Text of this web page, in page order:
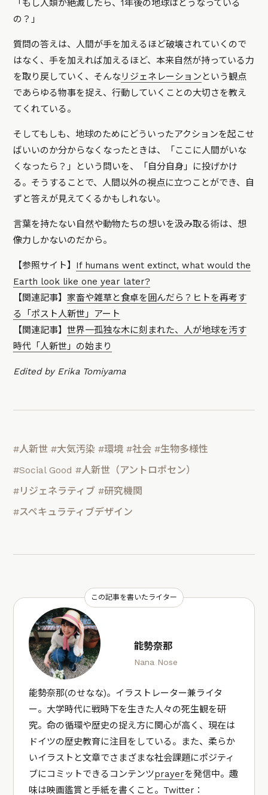
「もし人類が絶滅したら、1年後の地球はどうなっている
の？」
質問の答えは、人間が手を加えるほど破壊されていくので
はなく、手を加えれば加えるほど、本来自然が持っている力
を取り戻していく、そんなリジェネレーション という観点
であらゆる物事を捉え、行動していくことの大切さを教え
てくれている。
そしてもしも、地球のためにどういったアクションを起こせ
ばいいのか分からなくなったときは、「ここに人間がいな
くなったら？」という問いを、「自分自身」に投げかけ
る。そうすることで、人間以外の視点に立つことができ、自
ずと答えが見えてくるかもしれない。
言葉を持たない自然や動物たちの想いを汲み取る術は、想
像力しかないのだから。
【参照サイト】 If humans went extinct, what would the
Earth look like one year later?
【関連記事】家畜や雑草と食卓を囲んだら？ヒトを再考す
る「ポスト人新世」アート
【関連記事】世界一孤独な木に刻まれた、人が地球を汚す
時代「人新世」の始まり
Edited by Erika Tomiyama
#人新世 #大気汚染 #環境 #社会 #生物多様性
#Social Good #人新世（アントロポセン）
#リジェネラティブ #研究機関
#スペキュラティブデザイン
この記事を書いたライター
能勢奈那
Nana Nose
能勢奈那(のせなな)。イラストレーター兼ライタ
ー。大学時代に戦時下を生きた人々の死生観を研
究。命の循環や歴史の捉え方に関心が高く、現在は
ドイツの歴史教育に注目をしている。また、柔らか
いイラストと文章でさまざまな社会課題にポジティ
ブにコミットできるコンテンツprayerを発信中。趣
味は映画鑑賞と手紙を書くこと。Twitter：